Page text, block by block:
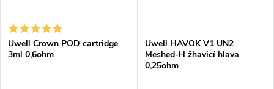
Uwell Crown POD cartridge
3ml 0,6ohm
Uwell HAVOK V1 UN2
Meshed-H žhavicí hlava
0,25ohm